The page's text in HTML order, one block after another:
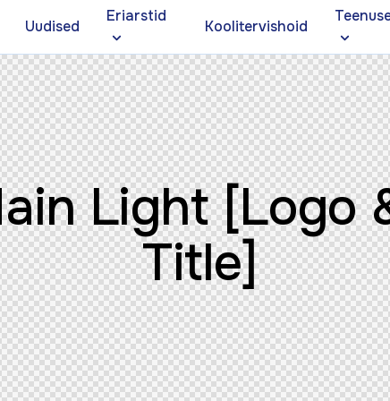
Uudised
Eriarstid
Koolitervishoid
Light [Logo
Title]